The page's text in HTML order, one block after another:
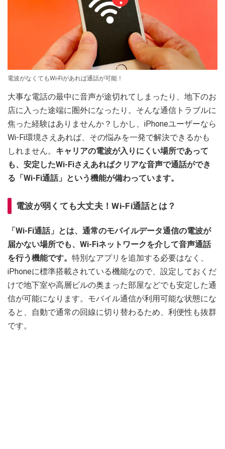
電波がなくてもWi-Fiがあれば通話が可能！
大事な電話の最中に音声が途切れてしまったり、地下のお
店に入った途端に圏外になったり。そんな通信トラブルに
焦った経験はありませんか？しかし、iPhoneユーザーなら
Wi-Fi環境さえあれば、その悩みを一発で解決できるかも
しれません。 キャリアの電波が入りにくい場所であって
も、安定したWi-Fiさえあればクリアな音声で通話ができ
る「Wi-Fi通話」という機能が備わっています。
電波が弱くても大丈夫！Wi-Fi通話とは？
「Wi-Fi通話」とは、通常のモバイルデータ通信の電波が
届かない場所でも、Wi-Fiネットワークを介して音声通話
を行う機能です。 特別なアプリを追加する必要はなく、
iPhoneに標準搭載されている機能なので、設定しておくだ
けで地下室や高層ビルの奥まった部屋などでも安定した通
信が可能になります。モバイル通信が利用可能な状態にな
ると、自動で通常の回線に切り替わるため、利便性も抜群
です。